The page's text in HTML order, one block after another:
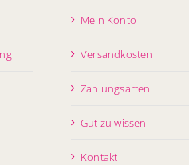
Mein Konto
Versandkosten
Zahlungsarten
Gut zu wissen
Kontakt